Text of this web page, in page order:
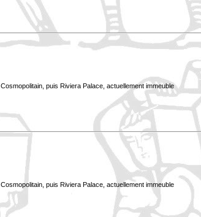
puis Riviera Palace, actuellement immeuble
puis Riviera Palace, actuellement immeuble